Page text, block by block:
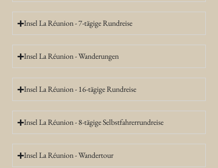
Insel La Réunion - 7-tägige Rundreise
Insel La Réunion - Wanderungen
Insel La Réunion - 16-tägige Rundreise
Insel La Réunion - 8-tägige Selbstfahrerrundreise
Insel La Réunion - Wandertour